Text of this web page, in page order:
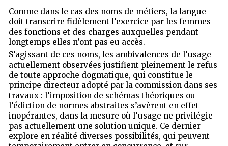
Comme dans le cas des noms de métiers, la langue
doit transcrire fidèlement l’exercice par les femmes
des fonctions et des charges auxquelles pendant
longtemps elles n’ont pas eu accès.
S’agissant de ces noms, les ambivalences de l’usage
actuellement observées justifient pleinement le refus
de toute approche dogmatique, qui constitue le
principe directeur adopté par la commission dans ses
travaux : l’imposition de schémas théoriques ou
l’édiction de normes abstraites s’avèrent en effet
inopérantes, dans la mesure où l’usage ne privilégie
pas actuellement une solution unique. Ce dernier
explore en réalité diverses possibilités, qui peuvent